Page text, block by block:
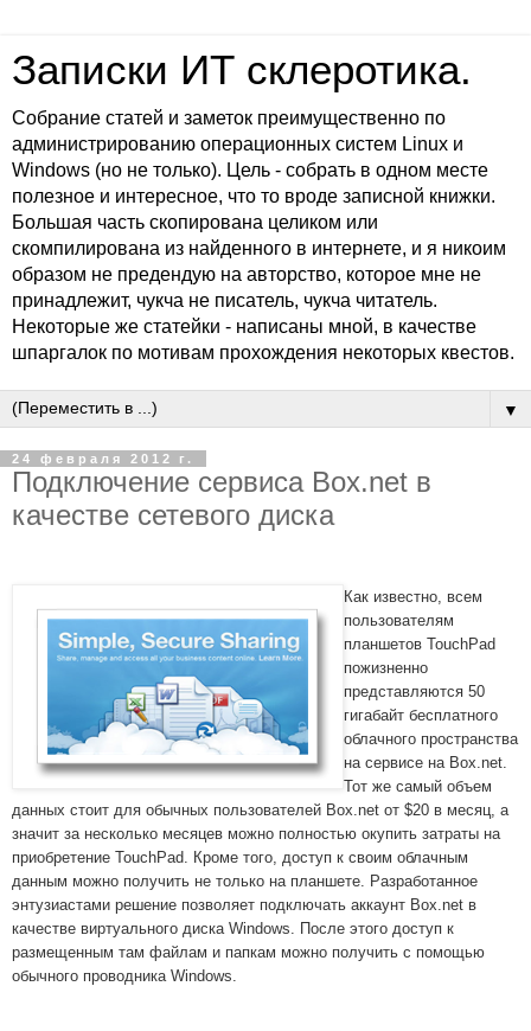
Записки ИТ склеротика.
Собрание статей и заметок преимущественно по
администрированию операционных систем Linux и
Windows (но не только). Цель - собрать в одном месте
полезное и интересное, что то вроде записной книжки.
Большая часть скопирована целиком или
скомпилирована из найденного в интернете, и я никоим
образом не предендую на авторство, которое мне не
принадлежит, чукча не писатель, чукча читатель.
Некоторые же статейки - написаны мной, в качестве
шпаргалок по мотивам прохождения некоторых квестов.
▼
24 февраля 2012 г.
Подключение сервиса Box.net в
качестве сетевого диска
Как известно, всем
пользователям
планшетов TouchPad
пожизненно
представляются 50
гигабайт бесплатного
облачного пространства
на сервисе на Box.net.
Тот же самый объем
данных стоит для обычных пользователей Box.net от $20 в месяц, а
значит за несколько месяцев можно полностью окупить затраты на
приобретение TouchPad. Кроме того, доступ к своим облачным
данным можно получить не только на планшете. Разработанное
энтузиастами решение позволяет подключать аккаунт Box.net в
качестве виртуального диска Windows. После этого доступ к
размещенным там файлам и папкам можно получить с помощью
обычного проводника Windows.